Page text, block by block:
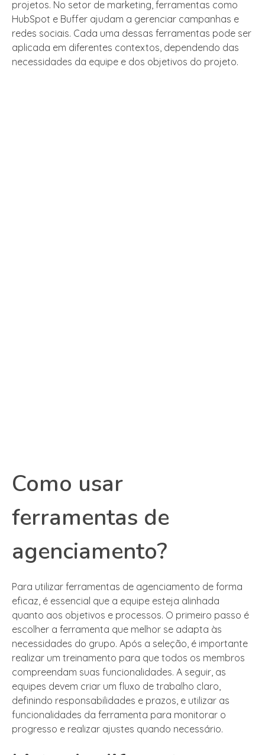
projetos. No setor de marketing, ferramentas como
HubSpot e Buffer ajudam a gerenciar campanhas e
redes sociais. Cada uma dessas ferramentas pode ser
aplicada em diferentes contextos, dependendo das
necessidades da equipe e dos objetivos do projeto.
Como usar
ferramentas de
agenciamento?
Para utilizar ferramentas de agenciamento de forma
eficaz, é essencial que a equipe esteja alinhada
quanto aos objetivos e processos. O primeiro passo é
escolher a ferramenta que melhor se adapta às
necessidades do grupo. Após a seleção, é importante
realizar um treinamento para que todos os membros
compreendam suas funcionalidades. A seguir, as
equipes devem criar um fluxo de trabalho claro,
definindo responsabilidades e prazos, e utilizar as
funcionalidades da ferramenta para monitorar o
progresso e realizar ajustes quando necessário.